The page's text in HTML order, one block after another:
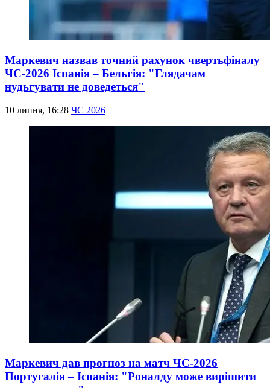
Маркевич назвав точний рахунок чвертьфіналу
ЧС-2026 Іспанія – Бельгія: "Глядачам
нудьгувати не доведеться"
10 липня, 16:28 ЧС 2026
Маркевич дав прогноз на матч ЧС-2026
Португалія – Іспанія: "Роналду може вирішити